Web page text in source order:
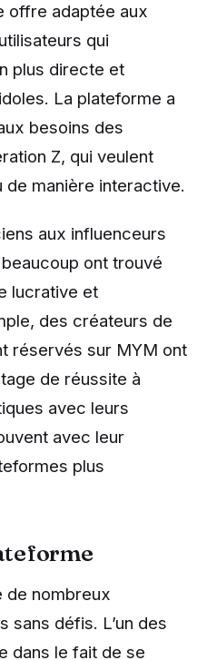
offre adaptée aux
qui
plus directe et
La plateforme a
besoins des
Z, qui veulent
manière interactive.
aux influenceurs
ont trouvé
lucrative et
des créateurs de
réservés sur MYM ont
de réussite à
avec leurs
avec leur
plus
de nombreux
sans défis. L’un des
dans le fait de se